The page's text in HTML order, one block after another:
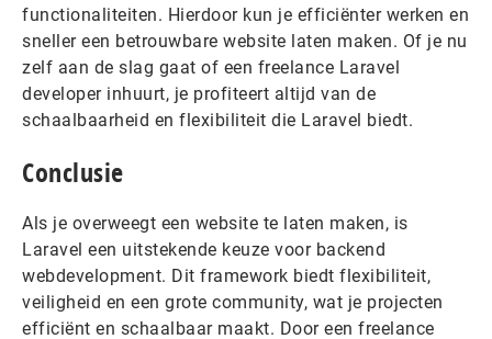
functionaliteiten. Hierdoor kun je efficiënter werken en
sneller een betrouwbare website laten maken. Of je nu
zelf aan de slag gaat of een freelance Laravel
developer inhuurt, je profiteert altijd van de
schaalbaarheid en flexibiliteit die Laravel biedt.
Conclusie
Als je overweegt een website te laten maken, is
Laravel een uitstekende keuze voor backend
webdevelopment. Dit framework biedt flexibiliteit,
veiligheid en een grote community, wat je projecten
efficiënt en schaalbaar maakt. Door een freelance